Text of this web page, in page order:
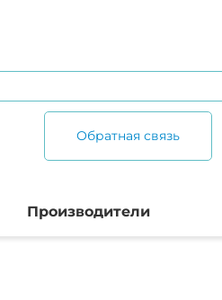
Обратная связь
Производители